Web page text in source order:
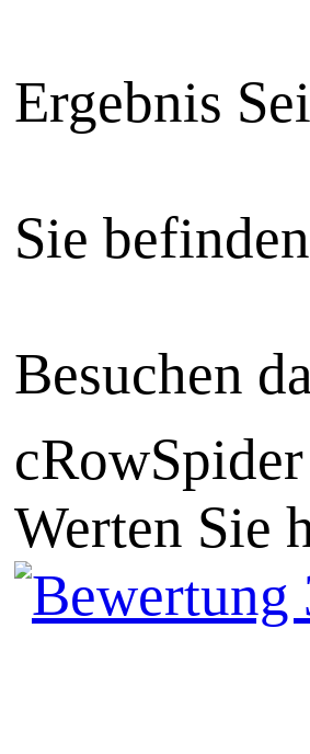
Ergebnis
Sie
Besuchen
cRowSpider
Werten Sie